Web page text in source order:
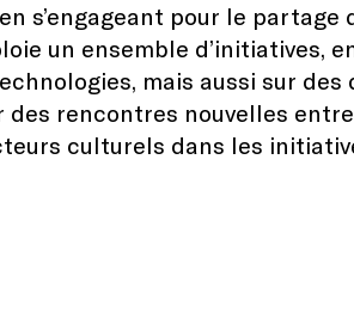
s’engageant pour le partage
un ensemble d’initiatives,
mais aussi sur
rencontres nouvelles
culturels dans les